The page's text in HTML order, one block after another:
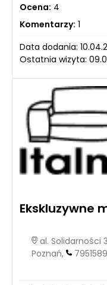
Ocena: 4
Komentarzy: 1
Data dodania:
Ostatnia wizyta:
Ekskluzywne
al. Solidarności
Poznań,